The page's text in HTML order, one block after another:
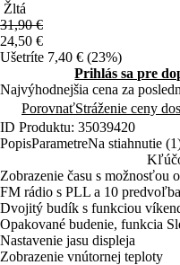
31,90 €
24,50 €
Ušetríte 7,40 € (23%)
Prihlás sa pre
Najvýhodnejšia cena za
PorovnaťStráženie ceny
ID Produktu: 35039420
PopisParametreNa stiahnutie
Zobrazenie času s možnosťou
FM rádio s PLL a 10
Dvojitý budík s funkciou
Opakované budenie, funkcia
Nastavenie jasu displeja
Zobrazenie vnútornej teploty